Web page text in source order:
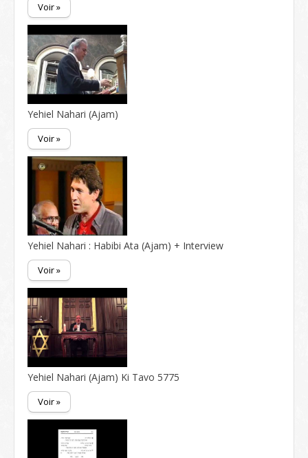
Voir »
Yehiel Nahari (Ajam)
Voir »
Yehiel Nahari : Habibi Ata (Ajam) + Interview
Voir »
Yehiel Nahari (Ajam) Ki Tavo 5775
Voir »